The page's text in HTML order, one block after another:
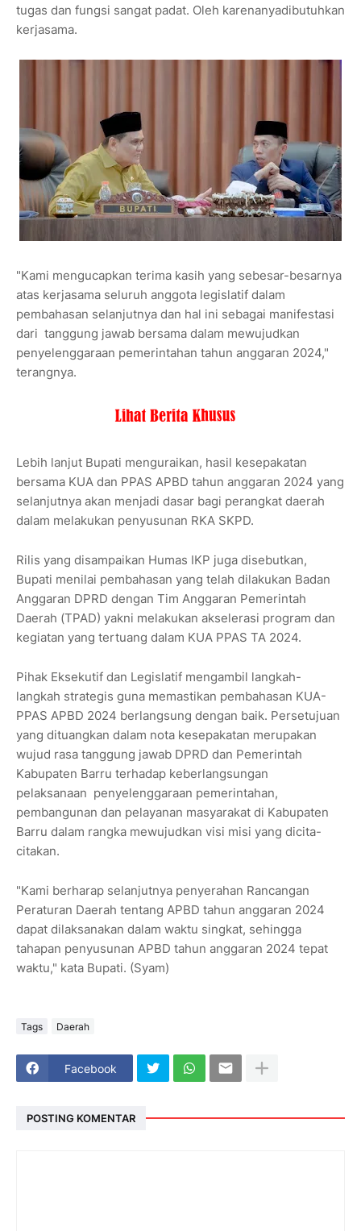
tugas dan fungsi sangat padat. Oleh karenanyadibutuhkan
kerjasama.
"Kami mengucapkan terima kasih yang sebesar-besarnya
atas kerjasama seluruh anggota legislatif dalam
pembahasan selanjutnya dan hal ini sebagai manifestasi
dari tanggung jawab bersama dalam mewujudkan
penyelenggaraan pemerintahan tahun anggaran 2024,"
terangnya.
Lebih lanjut Bupati menguraikan, hasil kesepakatan
bersama KUA dan PPAS APBD tahun anggaran 2024 yang
selanjutnya akan menjadi dasar bagi perangkat daerah
dalam melakukan penyusunan RKA SKPD.
Rilis yang disampaikan Humas IKP juga disebutkan,
Bupati menilai pembahasan yang telah dilakukan Badan
Anggaran DPRD dengan Tim Anggaran Pemerintah
Daerah (TPAD) yakni melakukan akselerasi program dan
kegiatan yang tertuang dalam KUA PPAS TA 2024.
Pihak Eksekutif dan Legislatif mengambil langkah-
langkah strategis guna memastikan pembahasan KUA-
PPAS APBD 2024 berlangsung dengan baik. Persetujuan
yang dituangkan dalam nota kesepakatan merupakan
wujud rasa tanggung jawab DPRD dan Pemerintah
Kabupaten Barru terhadap keberlangsungan
pelaksanaan penyelenggaraan pemerintahan,
pembangunan dan pelayanan masyarakat di Kabupaten
Barru dalam rangka mewujudkan visi misi yang dicita-
citakan.
"Kami berharap selanjutnya penyerahan Rancangan
Peraturan Daerah tentang APBD tahun anggaran 2024
dapat dilaksanakan dalam waktu singkat, sehingga
tahapan penyusunan APBD tahun anggaran 2024 tepat
waktu," kata Bupati. (Syam)
Tags Daerah
Facebook
POSTING KOMENTAR